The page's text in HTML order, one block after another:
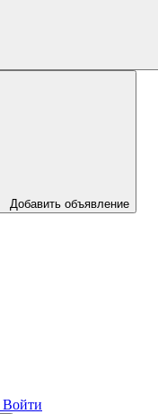
Добавить объявление
Войти